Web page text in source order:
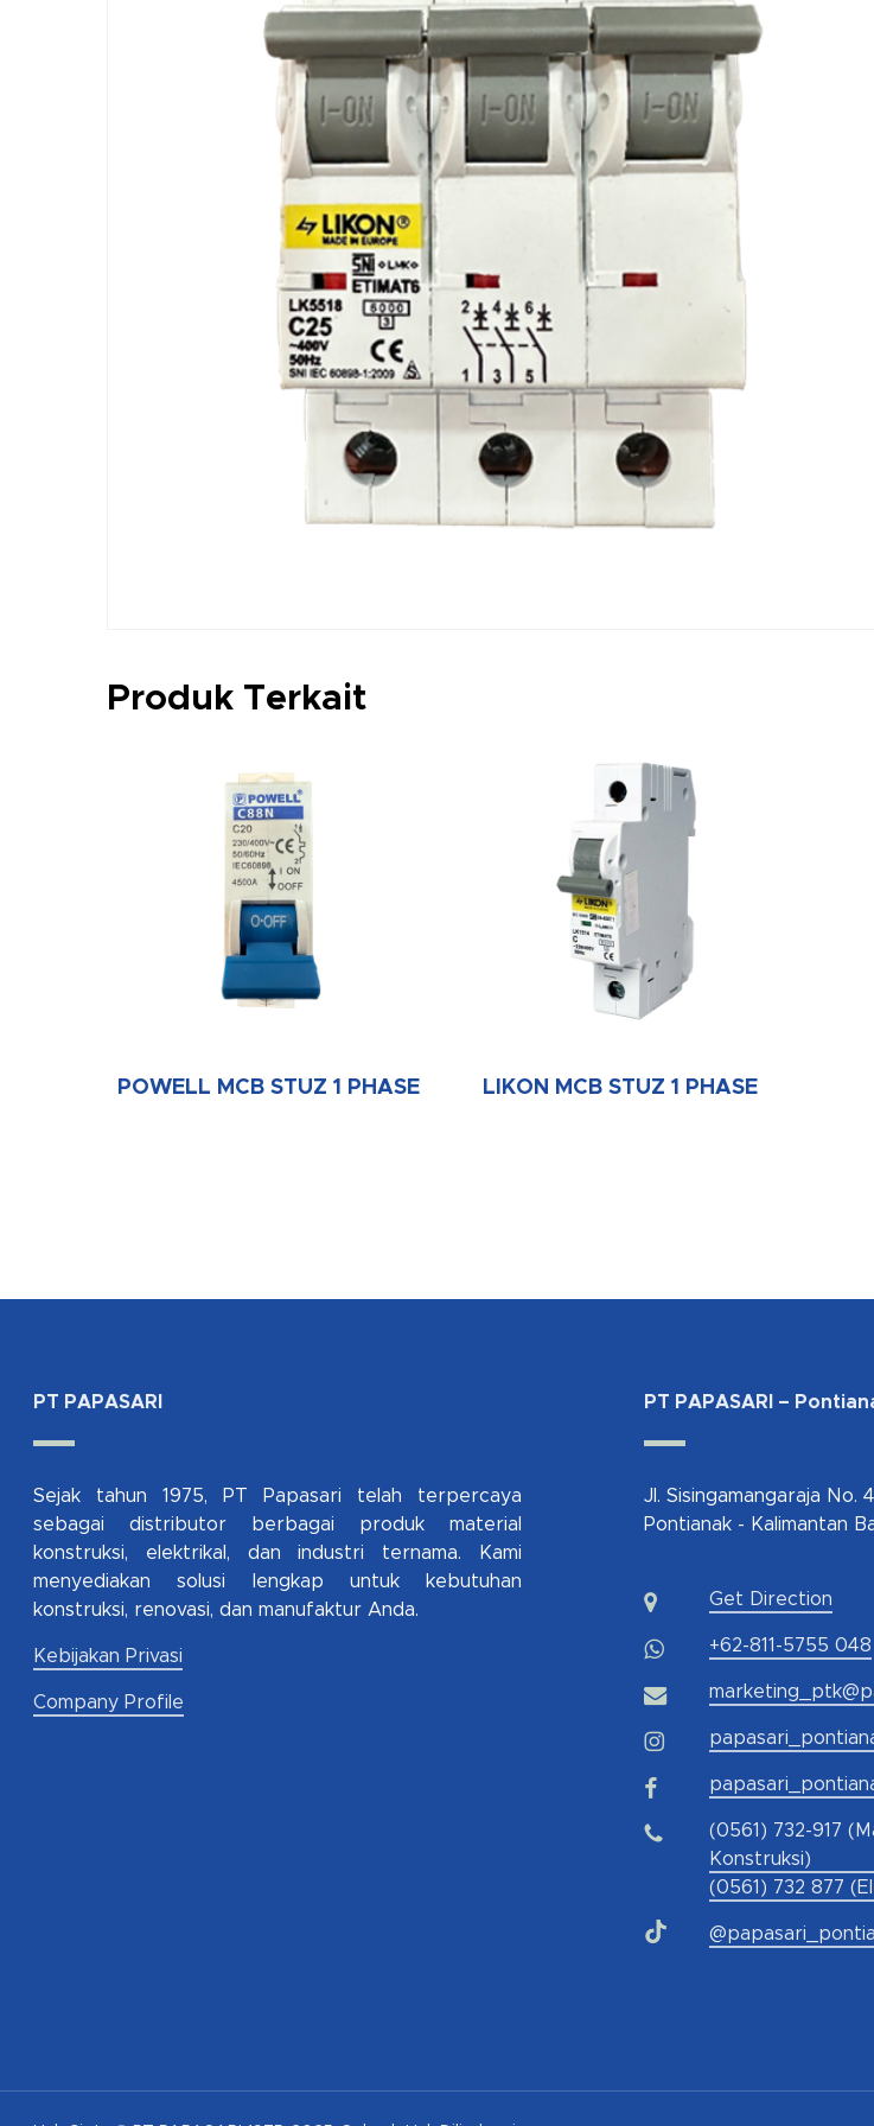
Produk Terkait
POWELL MCB STUZ 1 PHASE LIKON MCB STUZ 1 PHASE
PT PAPASARI
Sejak tahun 1975, PT Papasari telah terpercaya
sebagai distributor berbagai produk material
konstruksi, elektrikal, dan industri ternama. Kami
menyediakan solusi lengkap untuk kebutuhan
konstruksi, renovasi, dan manufaktur Anda.
Kebijakan Privasi
Company Profile
PT PAPASARI –
Jl. Sisingamangaraja No.
Pontianak - Kalimantan
Get Direction
+62-811-5755 048
(0561) 732-917
Konstruksi)
(0561) 732 877